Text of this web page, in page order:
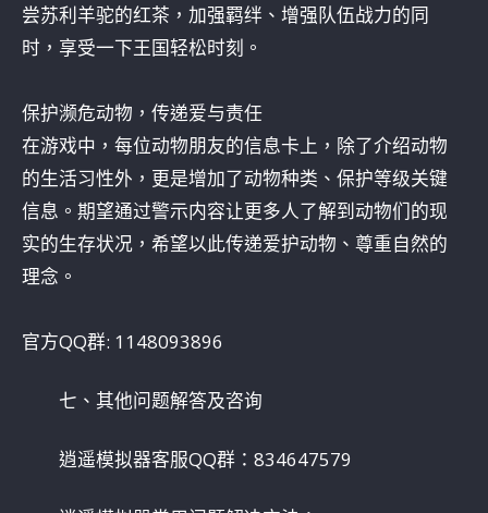
尝苏利羊驼的红茶，加强羁绊、增强队伍战力的同
时，享受一下王国轻松时刻。
保护濒危动物，传递爱与责任
在游戏中，每位动物朋友的信息卡上，除了介绍动物
的生活习性外，更是增加了动物种类、保护等级关键
信息。期望通过警示内容让更多人了解到动物们的现
实的生存状况，希望以此传递爱护动物、尊重自然的
理念。
官方QQ群: 1148093896
七、其他问题解答及咨询
逍遥模拟器客服QQ群：834647579